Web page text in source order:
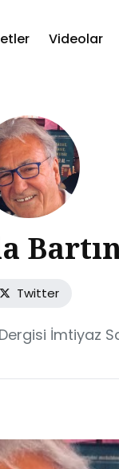
Videolar
Twitter
İmtiyaz